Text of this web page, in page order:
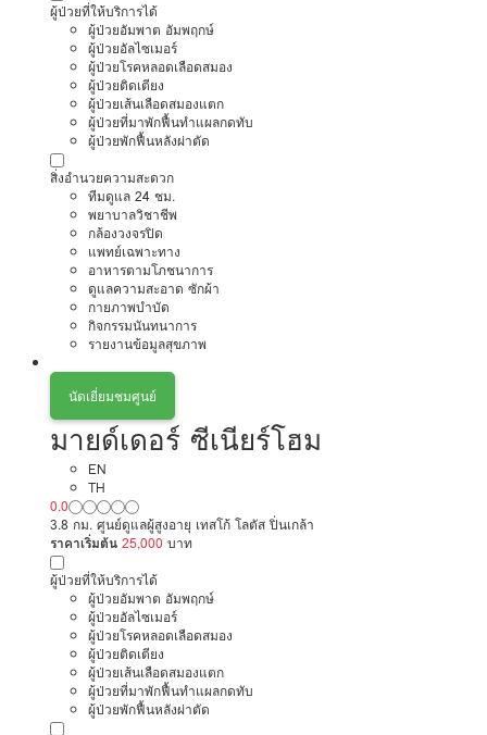
ผู้ป่วยที่ให้บริการได้
ผู้ป่วยอัมพาต อัมพฤกษ์
ผู้ป่วยอัลไซเมอร์
ผู้ป่วยโรคหลอดเลือดสมอง
ผู้ป่วยติดเตียง
ผู้ป่วยเส้นเลือดสมองแตก
ผู้ป่วยที่มาพักฟื้นทำแผลกดทับ
ผู้ป่วยพักฟื้นหลังผ่าตัด
สิ่งอำนวยความสะดวก
ทีมดูแล 24 ชม.
พยาบาลวิชาชีพ
กล้องวงจรปิด
แพทย์เฉพาะทาง
อาหารตามโภชนาการ
ดูแลความสะอาด ซักผ้า
กายภาพบำบัด
กิจกรรมนันทนาการ
รายงานข้อมูลสุขภาพ
นัดเยี่ยมชมศูนย์
มายด์เดอร์ ซีเนียร์โฮม
EN
TH
0.0
3.8 กม. ศูนย์ดูแลผู้สูงอายุ เทสโก้ โลตัส ปิ่นเกล้า
ราคาเริ่มต้น 25,000 บาท
ผู้ป่วยที่ให้บริการได้
ผู้ป่วยอัมพาต อัมพฤกษ์
ผู้ป่วยอัลไซเมอร์
ผู้ป่วยโรคหลอดเลือดสมอง
ผู้ป่วยติดเตียง
ผู้ป่วยเส้นเลือดสมองแตก
ผู้ป่วยที่มาพักฟื้นทำแผลกดทับ
ผู้ป่วยพักฟื้นหลังผ่าตัด